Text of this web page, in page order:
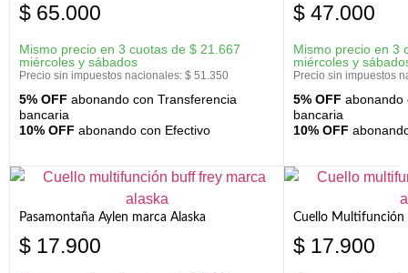
$ 65.000
Mismo precio en 3 cuotas de $ 21.667
miércoles y sábados
Precio sin impuestos nacionales: $ 51.350
5% OFF abonando con Transferencia
bancaria
10% OFF abonando con Efectivo
$ 47.000
Mismo precio en 3
miércoles y
Precio sin impuestos
5% OFF abonando
bancaria
10% OFF
Pasamontaña Aylen marca Alaska
$ 17.900
Cuello Multifunción
$ 17.900